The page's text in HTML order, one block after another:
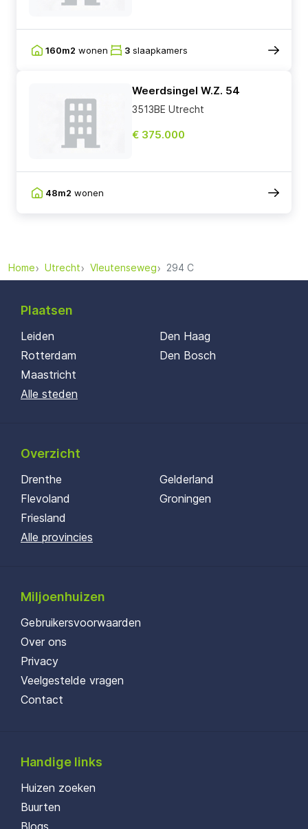
160m2 wonen 3 slaapkamers
Weerdsingel W.Z. 54
3513BE Utrecht
€ 375.000
48m2 wonen
Home Utrecht Vleutenseweg 294 C
Plaatsen
Leiden
Rotterdam
Maastricht
Den Haag
Den Bosch
Alle steden
Overzicht
Drenthe
Flevoland
Friesland
Gelderland
Groningen
Alle provincies
Miljoenhuizen
Gebruikersvoorwaarden
Over ons
Privacy
Veelgestelde vragen
Contact
Handige links
Huizen zoeken
Buurten